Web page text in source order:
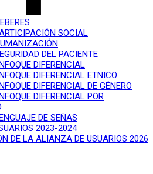
SOCIAL
DEL PACIENTE
DIFERENCIAL
DIFERENCIAL ETNICO
DIFERENCIAL DE GÉNERO
DIFERENCIAL POR
DE SEÑAS
2023-2024
DE LA ALIANZA DE USUARIOS 2026